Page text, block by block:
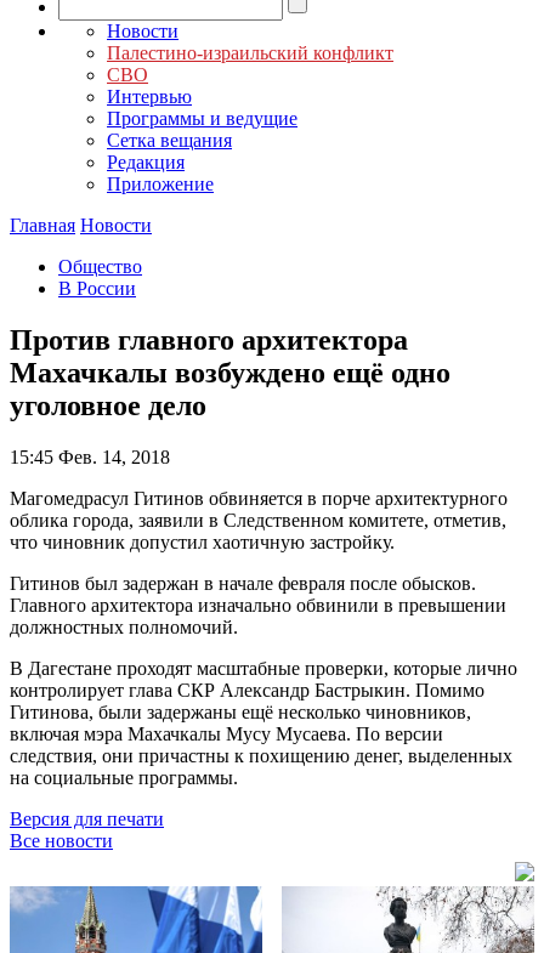
Новости
Палестино-израильский конфликт
СВО
Интервью
Программы и ведущие
Сетка вещания
Редакция
Приложение
Главная Новости
Общество
В России
Против главного архитектора
Махачкалы возбуждено ещё одно
уголовное дело
15:45 Фев. 14, 2018
Магомедрасул Гитинов обвиняется в порче архитектурного
облика города, заявили в Следственном комитете, отметив,
что чиновник допустил хаотичную застройку.
Гитинов был задержан в начале февраля после обысков.
Главного архитектора изначально обвинили в превышении
должностных полномочий.
В Дагестане проходят масштабные проверки, которые лично
контролирует глава СКР Александр Бастрыкин. Помимо
Гитинова, были задержаны ещё несколько чиновников,
включая мэра Махачкалы Мусу Мусаева. По версии
следствия, они причастны к похищению денег, выделенных
на социальные программы.
Версия для печати
Все новости